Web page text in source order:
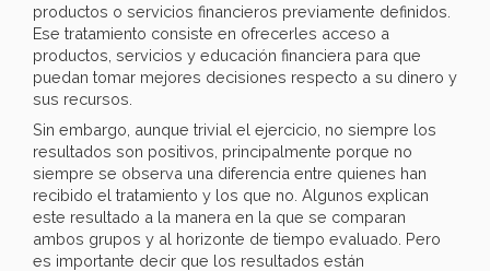
productos o servicios financieros previamente definidos.
Ese tratamiento consiste en ofrecerles acceso a
productos, servicios y educación financiera para que
puedan tomar mejores decisiones respecto a su dinero y
sus recursos.
Sin embargo, aunque trivial el ejercicio, no siempre los
resultados son positivos, principalmente porque no
siempre se observa una diferencia entre quienes han
recibido el tratamiento y los que no. Algunos explican
este resultado a la manera en la que se comparan
ambos grupos y al horizonte de tiempo evaluado. Pero
es importante decir que los resultados están